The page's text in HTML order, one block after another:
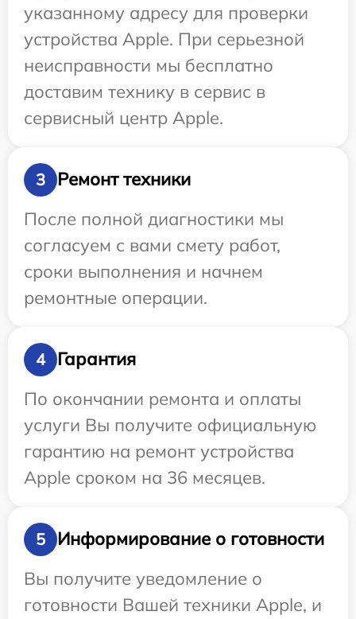
указанному адресу для проверки
устройства Apple. При серьезной
неисправности мы бесплатно
доставим технику в сервис в
сервисный центр Apple.
3
Ремонт техники
После полной диагностики мы
согласуем с вами смету работ,
сроки выполнения и начнем
ремонтные операции.
4
Гарантия
По окончании ремонта и оплаты
услуги Вы получите официальную
гарантию на ремонт устройства
Apple сроком на 36 месяцев.
5
Информирование о готовности
Вы получите уведомление о
готовности Вашей техники Apple, и